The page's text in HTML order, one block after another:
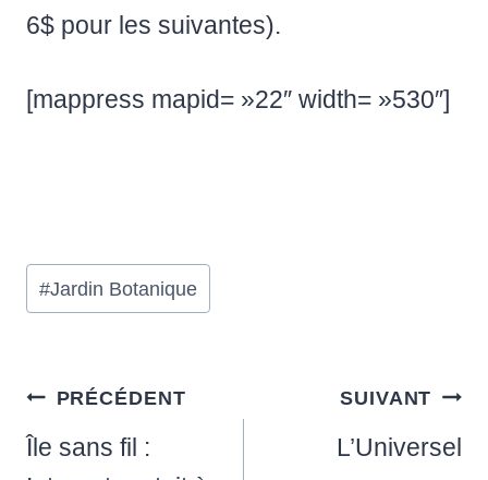
6$ pour les suivantes).
[mappress mapid= »22″ width= »530″]
Étiquettes
de
publication :
#Jardin Botanique
Navigation
de
PRÉCÉDENT
Île sans fil :
SUIVANT
L’Universel